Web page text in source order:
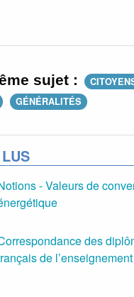
sujet :
GÉNÉRALITÉS
- Valeurs de
des
de